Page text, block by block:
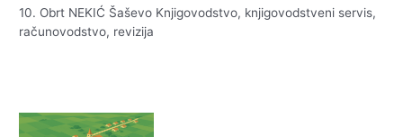
10. Obrt NEKIĆ Šaševo Knjigovodstvo, knjigovodstveni servis,
računovodstvo, revizija